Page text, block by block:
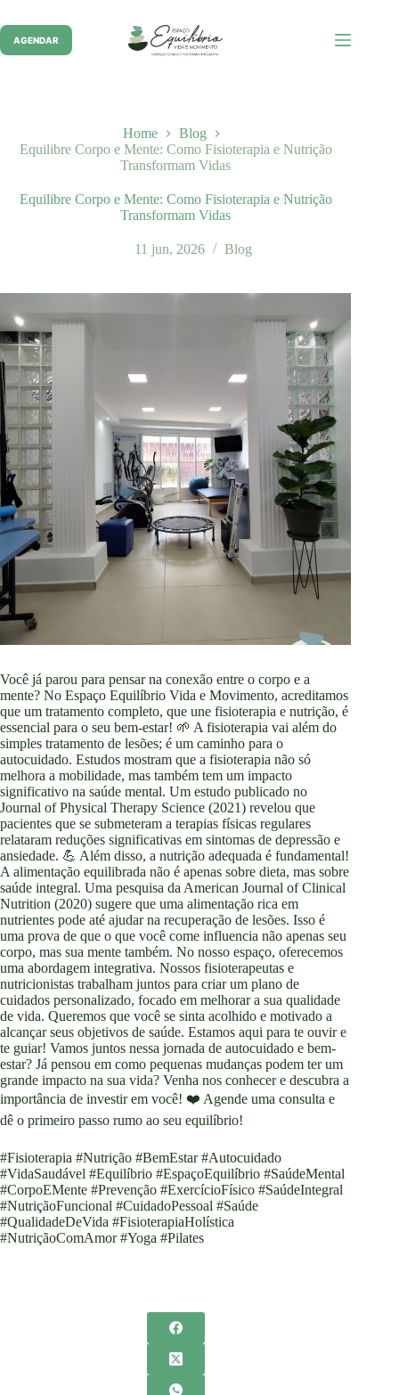
para
conteúdo
AGENDAR
Home
Blog
Equilibre Corpo e Mente: Como Fisioterapia e Nutrição
Transformam Vidas
Equilibre Corpo e Mente: Como Fisioterapia e Nutrição
Transformam Vidas
11 jun, 2026 Blog
Você já parou para pensar na conexão entre o corpo e a
mente? No Espaço Equilíbrio Vida e Movimento, acreditamos
que um tratamento completo, que une fisioterapia e nutrição, é
essencial para o seu bem-estar! 🌱 A fisioterapia vai além do
simples tratamento de lesões; é um caminho para o
autocuidado. Estudos mostram que a fisioterapia não só
melhora a mobilidade, mas também tem um impacto
significativo na saúde mental. Um estudo publicado no
Journal of Physical Therapy Science (2021) revelou que
pacientes que se submeteram a terapias físicas regulares
relataram reduções significativas em sintomas de depressão e
ansiedade. 💪 Além disso, a nutrição adequada é fundamental!
A alimentação equilibrada não é apenas sobre dieta, mas sobre
saúde integral. Uma pesquisa da American Journal of Clinical
Nutrition (2020) sugere que uma alimentação rica em
nutrientes pode até ajudar na recuperação de lesões. Isso é
uma prova de que o que você come influencia não apenas seu
corpo, mas sua mente também. No nosso espaço, oferecemos
uma abordagem integrativa. Nossos fisioterapeutas e
nutricionistas trabalham juntos para criar um plano de
cuidados personalizado, focado em melhorar a sua qualidade
de vida. Queremos que você se sinta acolhido e motivado a
alcançar seus objetivos de saúde. Estamos aqui para te ouvir e
te guiar! Vamos juntos nessa jornada de autocuidado e bem-
estar? Já pensou em como pequenas mudanças podem ter um
grande impacto na sua vida? Venha nos conhecer e descubra a
importância de investir em você! ❤️ Agende uma consulta e
dê o primeiro passo rumo ao seu equilíbrio!
#Fisioterapia #Nutrição #BemEstar #Autocuidado
#VidaSaudável #Equilíbrio #EspaçoEquilíbrio #SaúdeMental
#CorpoEMente #Prevenção #ExercícioFísico #SaúdeIntegral
#NutriçãoFuncional #CuidadoPessoal #Saúde
#QualidadeDeVida #FisioterapiaHolística
#NutriçãoComAmor #Yoga #Pilates